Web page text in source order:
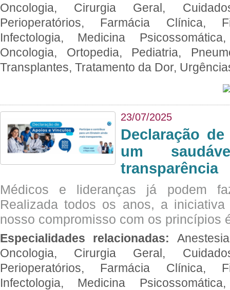
Oncologia, Cirurgia Geral,
Perioperatórios, Farmácia Clínica,
Infectologia, Medicina
Oncologia, Ortopedia, Pediatria,
Transplantes, Tratamento da Dor,
23/07/2025
Declaração
um
transparência
Médicos e lideranças já podem
Realizada todos os anos, a
nosso compromisso com os princípios
Especialidades relacionadas:
Oncologia, Cirurgia Geral,
Perioperatórios, Farmácia Clínica,
Infectologia, Medicina